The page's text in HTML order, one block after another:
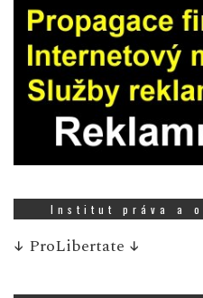
Institut práva a
↓ ProLibertate ↓